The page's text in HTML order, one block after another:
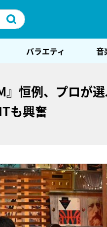
バラエティ 音
』恒例、プロが
も興奮